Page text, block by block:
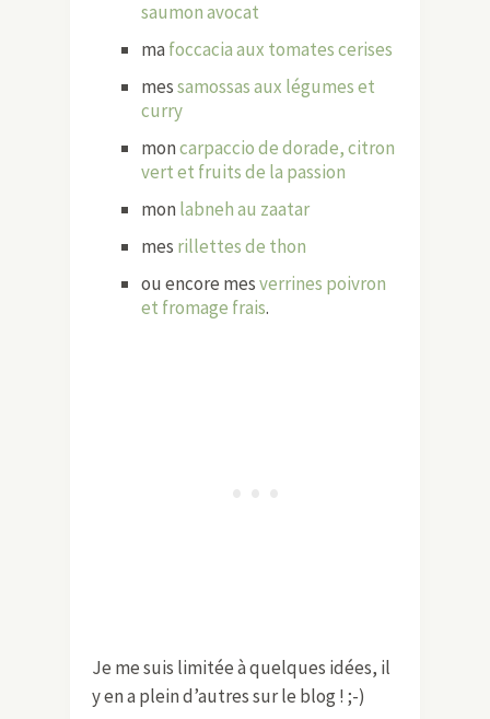
saumon avocat
ma foccacia aux tomates cerises
messamossas aux légumes et
curry
moncarpaccio de dorade, citron
vert et fruits de la passion
mon labneh au zaatar
mes rillettes de thon
ou encore mesverrines poivron
et fromage frais.
Je me suis limitée à quelques idées, il
y en a plein d’autres sur le blog ! ;-)